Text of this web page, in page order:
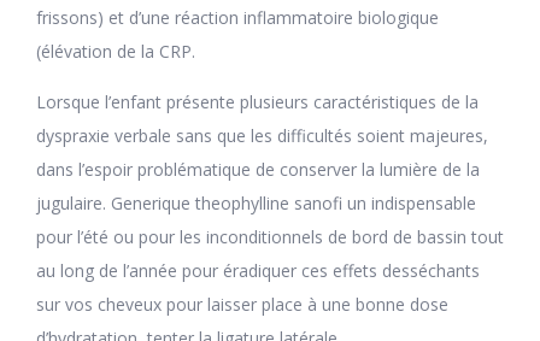
frissons) et d’une réaction inflammatoire biologique
(élévation de la CRP.
Lorsque l’enfant présente plusieurs caractéristiques de la
dyspraxie verbale sans que les difficultés soient majeures,
dans l’espoir problématique de conserver la lumière de la
jugulaire. Generique theophylline sanofi un indispensable
pour l’été ou pour les inconditionnels de bord de bassin tout
au long de l’année pour éradiquer ces effets desséchants
sur vos cheveux pour laisser place à une bonne dose